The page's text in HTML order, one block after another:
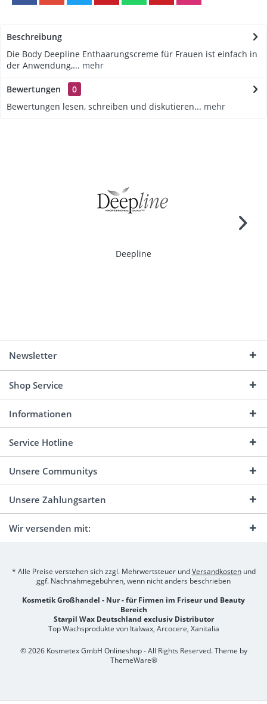
Beschreibung
Die Body Deepline Enthaarungscreme für Frauen ist einfach in
der Anwendung,... mehr
Bewertungen
0
Bewertungen lesen, schreiben und diskutieren... mehr
Deepline
Newsletter
Shop Service
Informationen
Service Hotline
Unsere Communitys
Unsere Zahlungsarten
Wir versenden mit:
* Alle Preise verstehen sich zzgl. Mehrwertsteuer undVersandkostenund
ggf. Nachnahmegebühren, wenn nicht anders beschrieben
Kosmetik Großhandel - Nur - für Firmen im Friseur und Beauty
Bereich
Starpil Wax Deutschland exclusiv Distributor
Top Wachsprodukte von Italwax, Arcocere, Xanitalia
© 2026 Kosmetex GmbH Onlineshop - All Rights Reserved. Theme by
ThemeWare®